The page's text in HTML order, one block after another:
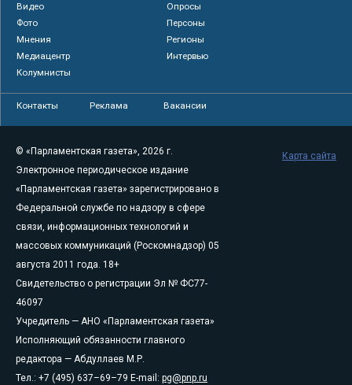
Видео
Опросы
Фото
Персоны
Мнения
Регионы
Медиацентр
Интервью
Колумнисты
Контакты Реклама Вакансии
© «Парламентская газета», 2026 г.
Электронное периодическое издание
«Парламентская газета» зарегистрировано в
Федеральной службе по надзору в сфере
связи, информационных технологий и
массовых коммуникаций (Роскомнадзор) 05
августа 2011 года. 18+
Свидетельство о регистрации Эл № ФС77-
46097
Учредитель — АНО «Парламентская газета»
Исполняющий обязанности главного
редактора — Абдуллаев М.Р.
Тел.: +7 (495) 637–69–79 E-mail: pg@pnp.ru
Карта сайта